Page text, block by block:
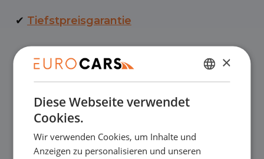
✔ Tiefstpreisgarantie
✔ Online kaufen, Geld-zurück-Garantie
Abnahme
Kostenlose Lieferung nach Hause beim
NIEDERLÄNDISCH
ENGLISH
FRENCH
×
Diese Webseite verwendet
Cookies.
Wir verwenden Cookies, um Inhalte und
Anzeigen zu personalisieren und unseren